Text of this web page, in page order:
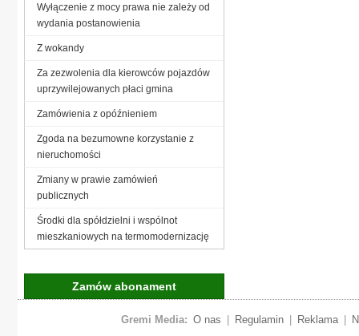
Wyłączenie z mocy prawa nie zależy od
wydania postanowienia
Z wokandy
Za zezwolenia dla kierowców pojazdów
uprzywilejowanych płaci gmina
Zamówienia z opóźnieniem
Zgoda na bezumowne korzystanie z
nieruchomości
Zmiany w prawie zamówień
publicznych
Środki dla spółdzielni i wspólnot
mieszkaniowych na termomodernizację
Zamów abonament
Gremi Media: O nas Regulamin Reklama